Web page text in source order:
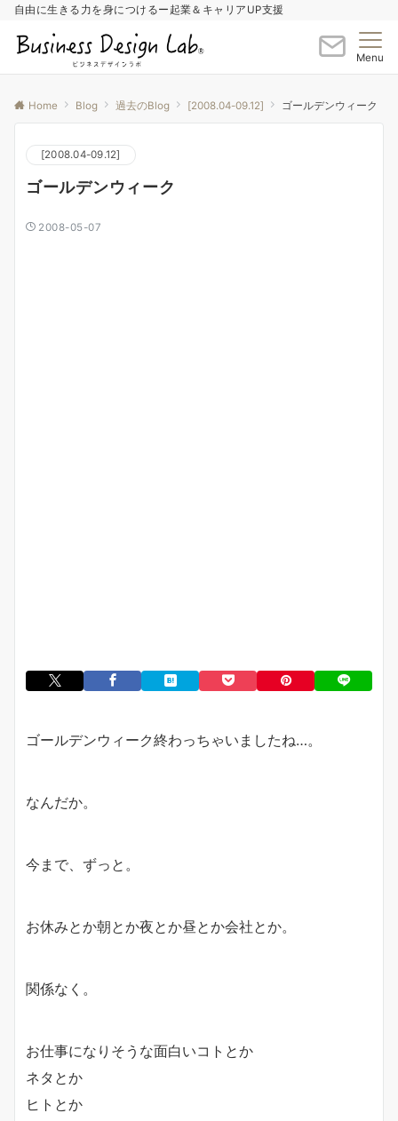
自由に生きる力を身につけるー起業＆キャリアUP支援
Menu
Home Blog 過去のBlog [2008.04-09.12] ゴールデンウィーク
[2008.04-09.12]
ゴールデンウィーク
2008-05-07
ゴールデンウィーク終わっちゃいましたね…。
なんだか。
今まで、ずっと。
お休みとか朝とか夜とか昼とか会社とか。
関係なく。
お仕事になりそうな面白いコトとか
ネタとか
ヒトとか